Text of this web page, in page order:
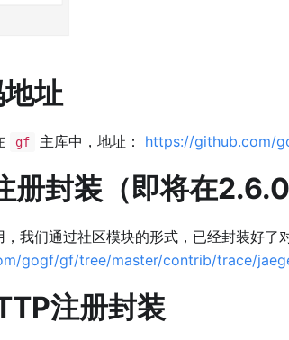
址
gf 主库中，地址： https://github.com/
封装（即将在2.6.0
，我们通过社区模块的形式，已经封装好了
gogf/gf/tree/master/contrib/trace/
注册封装